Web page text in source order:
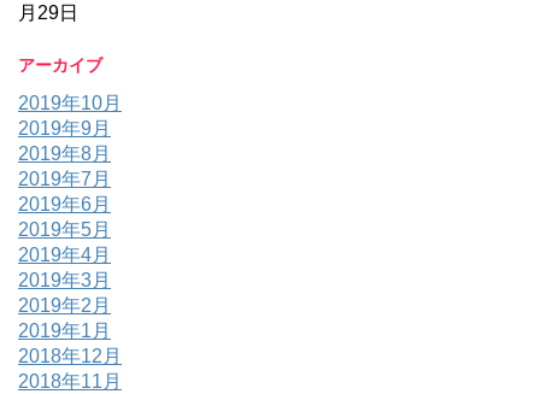
月29日
アーカイブ
2019年10月
2019年9月
2019年8月
2019年7月
2019年6月
2019年5月
2019年4月
2019年3月
2019年2月
2019年1月
2018年12月
2018年11月